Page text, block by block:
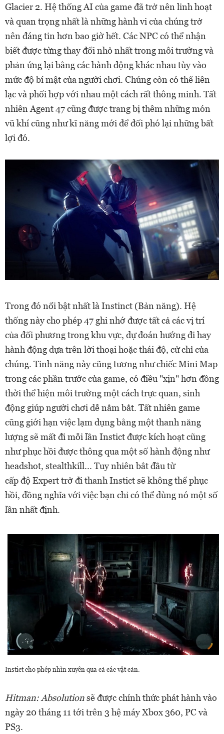
Glacier 2. Hệ thống AI của game đã trở nên linh hoạt
và quan trọng nhất là những hành vi của chúng trở
nên đáng tin hơn bao giờ hết. Các NPC có thể nhận
biết được từng thay đổi nhỏ nhất trong môi trường và
phản ứng lại bằng các hành động khác nhau tùy vào
mức độ bí mật của người chơi. Chúng còn có thể liên
lạc và phối hợp với nhau một cách rất thông minh. Tất
nhiên Agent 47 cũng được trang bị thêm những món
vũ khí cũng như kĩ năng mới để đối phó lại những bất
lợi đó.
Trong đó nổi bật nhất là Instinct (Bản năng). Hệ
thống này cho phép 47 ghi nhớ được tất cả các vị trí
của đối phương trong khu vực, dự đoán hướng đi hay
hành động dựa trên lời thoại hoặc thái độ, cử chỉ của
chúng. Tinh năng này cũng tương như chiếc Mini Map
trong các phần trước của game, có điều "xịn" hơn đồng
thời thể hiện môi trường một cách trực quan, sinh
động giúp người chơi dễ nắm bắt. Tất nhiên game
cũng giới hạn việc lạm dụng bằng một thanh năng
lượng sẽ mất đi mỗi lần Instict được kích hoạt cũng
như phục hồi được thông qua một số hành động như
headshot, stealthkill... Tuy nhiên bắt đầu từ
cấp độ Expert trở đi thanh Instict sẽ không thể phục
hồi, đồng nghĩa với việc bạn chỉ có thể dùng nó một số
lần nhất định.
Instict cho phép nhìn xuyên qua cả các vật cản.
Hitman: Absolutionsẽ được chính thức phát hành vào
ngày 20 tháng 11 tới trên 3 hệ máy Xbox 360, PC và
PS3.